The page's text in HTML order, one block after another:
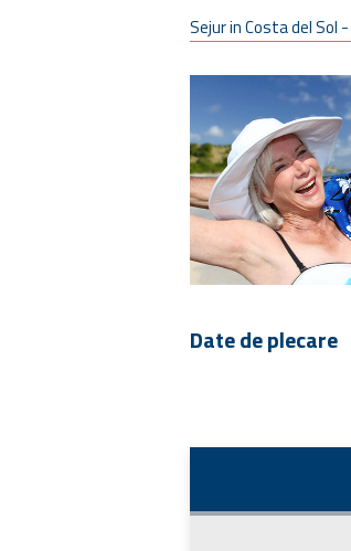
Sejur in Costa del Sol -
Date de plecare